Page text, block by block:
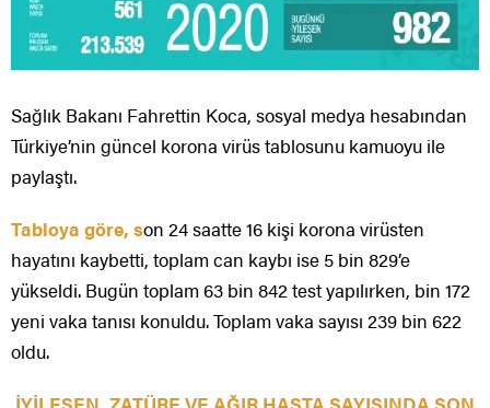
Sağlık Bakanı Fahrettin Koca, sosyal medya hesabından
Türkiye’nin güncel korona virüs tablosunu kamuoyu ile
paylaştı.
Tabloya göre, son 24 saatte 16 kişi korona virüsten
hayatını kaybetti, toplam can kaybı ise 5 bin 829’e
yükseldi. Bugün toplam 63 bin 842 test yapılırken, bin 172
yeni vaka tanısı konuldu. Toplam vaka sayısı 239 bin 622
oldu.